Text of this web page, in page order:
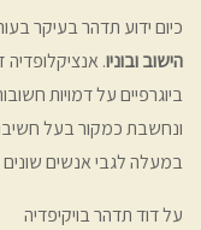
כיום ידוע תדהר בעיקר
הישוב ובוניו
ביוגרפיים על דמויות
ונחשבת כמקור בעל
במעלה לגבי אנשים
על דוד תדהר בויקיפדיה